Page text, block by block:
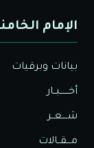
الإمام
بيانات وبرقيات
أخــــــبــار
شــــعــر
مـــقــالات